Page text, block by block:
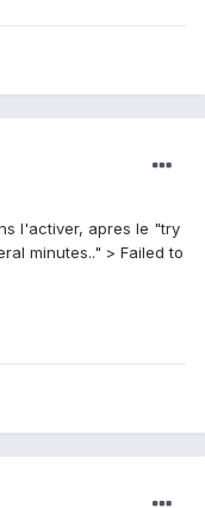
l'activer, apres le "try
minutes.." > Failed to